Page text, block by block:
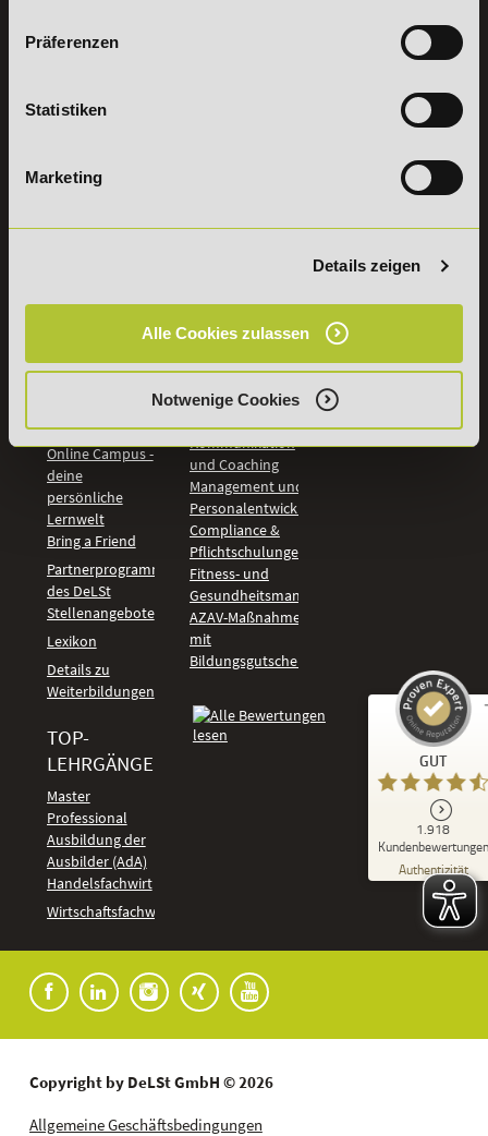
Präferenzen
Statistiken
Marketing
Details zeigen
Alle Cookies zulassen
Notwenige Cookies
Samstag: 9:00 - 15:00 Uhr
Vertrag
INFORMATIONEN
DeLSt
Studieninfos
Fördermöglichkeiten
Bildungsgutschein
Check
Online Campus -
deine
persönliche
Lernwelt
Bring a Friend
Partnerprogramm
des DeLSt
Stellenangebote
Lexikon
Details zu
Weiterbildungen
TOP-
LEHRGÄNGE
Master
Professional
Ausbildung der
Ausbilder (AdA)
Handelsfachwirt
Wirtschaftsfachwirt
IHK-
Digitales Lernen
Intelligenz
Marketing und
Kommunikation
und Coaching
Management und
Personalentwicklung
Compliance &
Pflichtschulungen
Fitness- und
Gesundheitsmanagement
AZAV-Maßnahmen
mit
Bildungsgutschein
GUT
1.918
Kundenbewertungen
Authentizität
Kundenbewertungen und Erfahrungen zu
DeLSt - Deutsches eLearning Studieninstitut
92
%
Empfehlungen auf
ProvenExpert.com
91
anderen Quellen
Copyright by DeLSt GmbH © 2026
Allgemeine Geschäftsbedingungen